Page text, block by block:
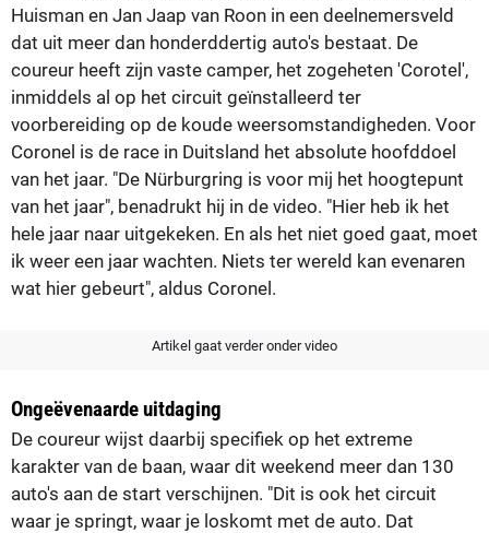
Huisman en Jan Jaap van Roon in een deelnemersveld
dat uit meer dan honderddertig auto's bestaat. De
coureur heeft zijn vaste camper, het zogeheten 'Corotel',
inmiddels al op het circuit geïnstalleerd ter
voorbereiding op de koude weersomstandigheden. Voor
Coronel is de race in Duitsland het absolute hoofddoel
van het jaar. "De Nürburgring is voor mij het hoogtepunt
van het jaar", benadrukt hij in de video. "Hier heb ik het
hele jaar naar uitgekeken. En als het niet goed gaat, moet
ik weer een jaar wachten. Niets ter wereld kan evenaren
wat hier gebeurt", aldus Coronel.
Artikel gaat verder onder video
Ongeëvenaarde uitdaging
De coureur wijst daarbij specifiek op het extreme
karakter van de baan, waar dit weekend meer dan 130
auto's aan de start verschijnen. "Dit is ook het circuit
waar je springt, waar je loskomt met de auto. Dat